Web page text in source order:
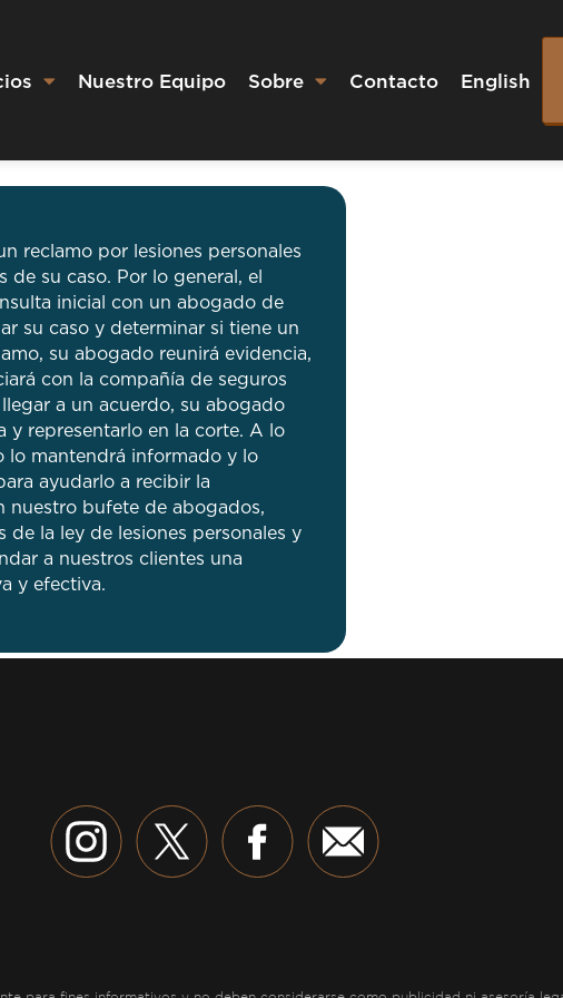
Nuestro Equipo Sobre Contacto English
reclamo por lesiones personales
de su caso. Por lo general, el
inicial con un abogado de
su caso y determinar si tiene un
su abogado reunirá evidencia,
con la compañía de seguros
a un acuerdo, su abogado
y representarlo en la corte. A lo
lo mantendrá informado y lo
ayudarlo a recibir la
nuestro bufete de abogados,
de la ley de lesiones personales y
a nuestros clientes una
y efectiva.